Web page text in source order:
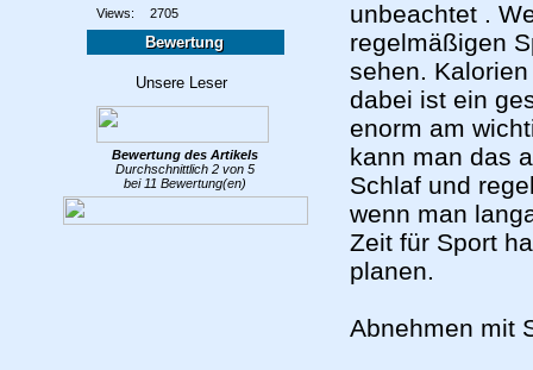
Views:
2705
Bewertung
Bewertung des Artikels
Durchschnittlich 2 von 5
bei 11 Bewertung(en)
unbeachtet .
regelmäßigen
sehen.
dabei ist ein
enorm am
kann man das
Schlaf und
wenn man
Zeit für Sport
planen.
Abnehmen mit